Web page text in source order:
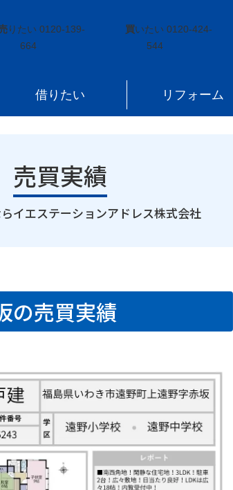
りたい 0120-139-
664
買いたい 0120-424-
544
借りたい リフォーム
売買実績
｜
イエステーションアドレス株式会社
の売買実績